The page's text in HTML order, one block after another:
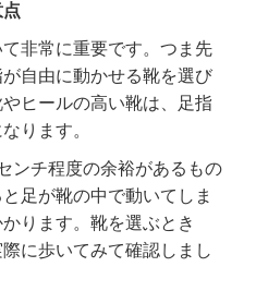
非常に重要です。つま先
自由に動かせる靴を選び
ヒールの高い靴は、足指
ります。
ンチ程度の余裕があるもの
足が靴の中で動いてしま
ります。靴を選ぶとき
に歩いてみて確認しまし